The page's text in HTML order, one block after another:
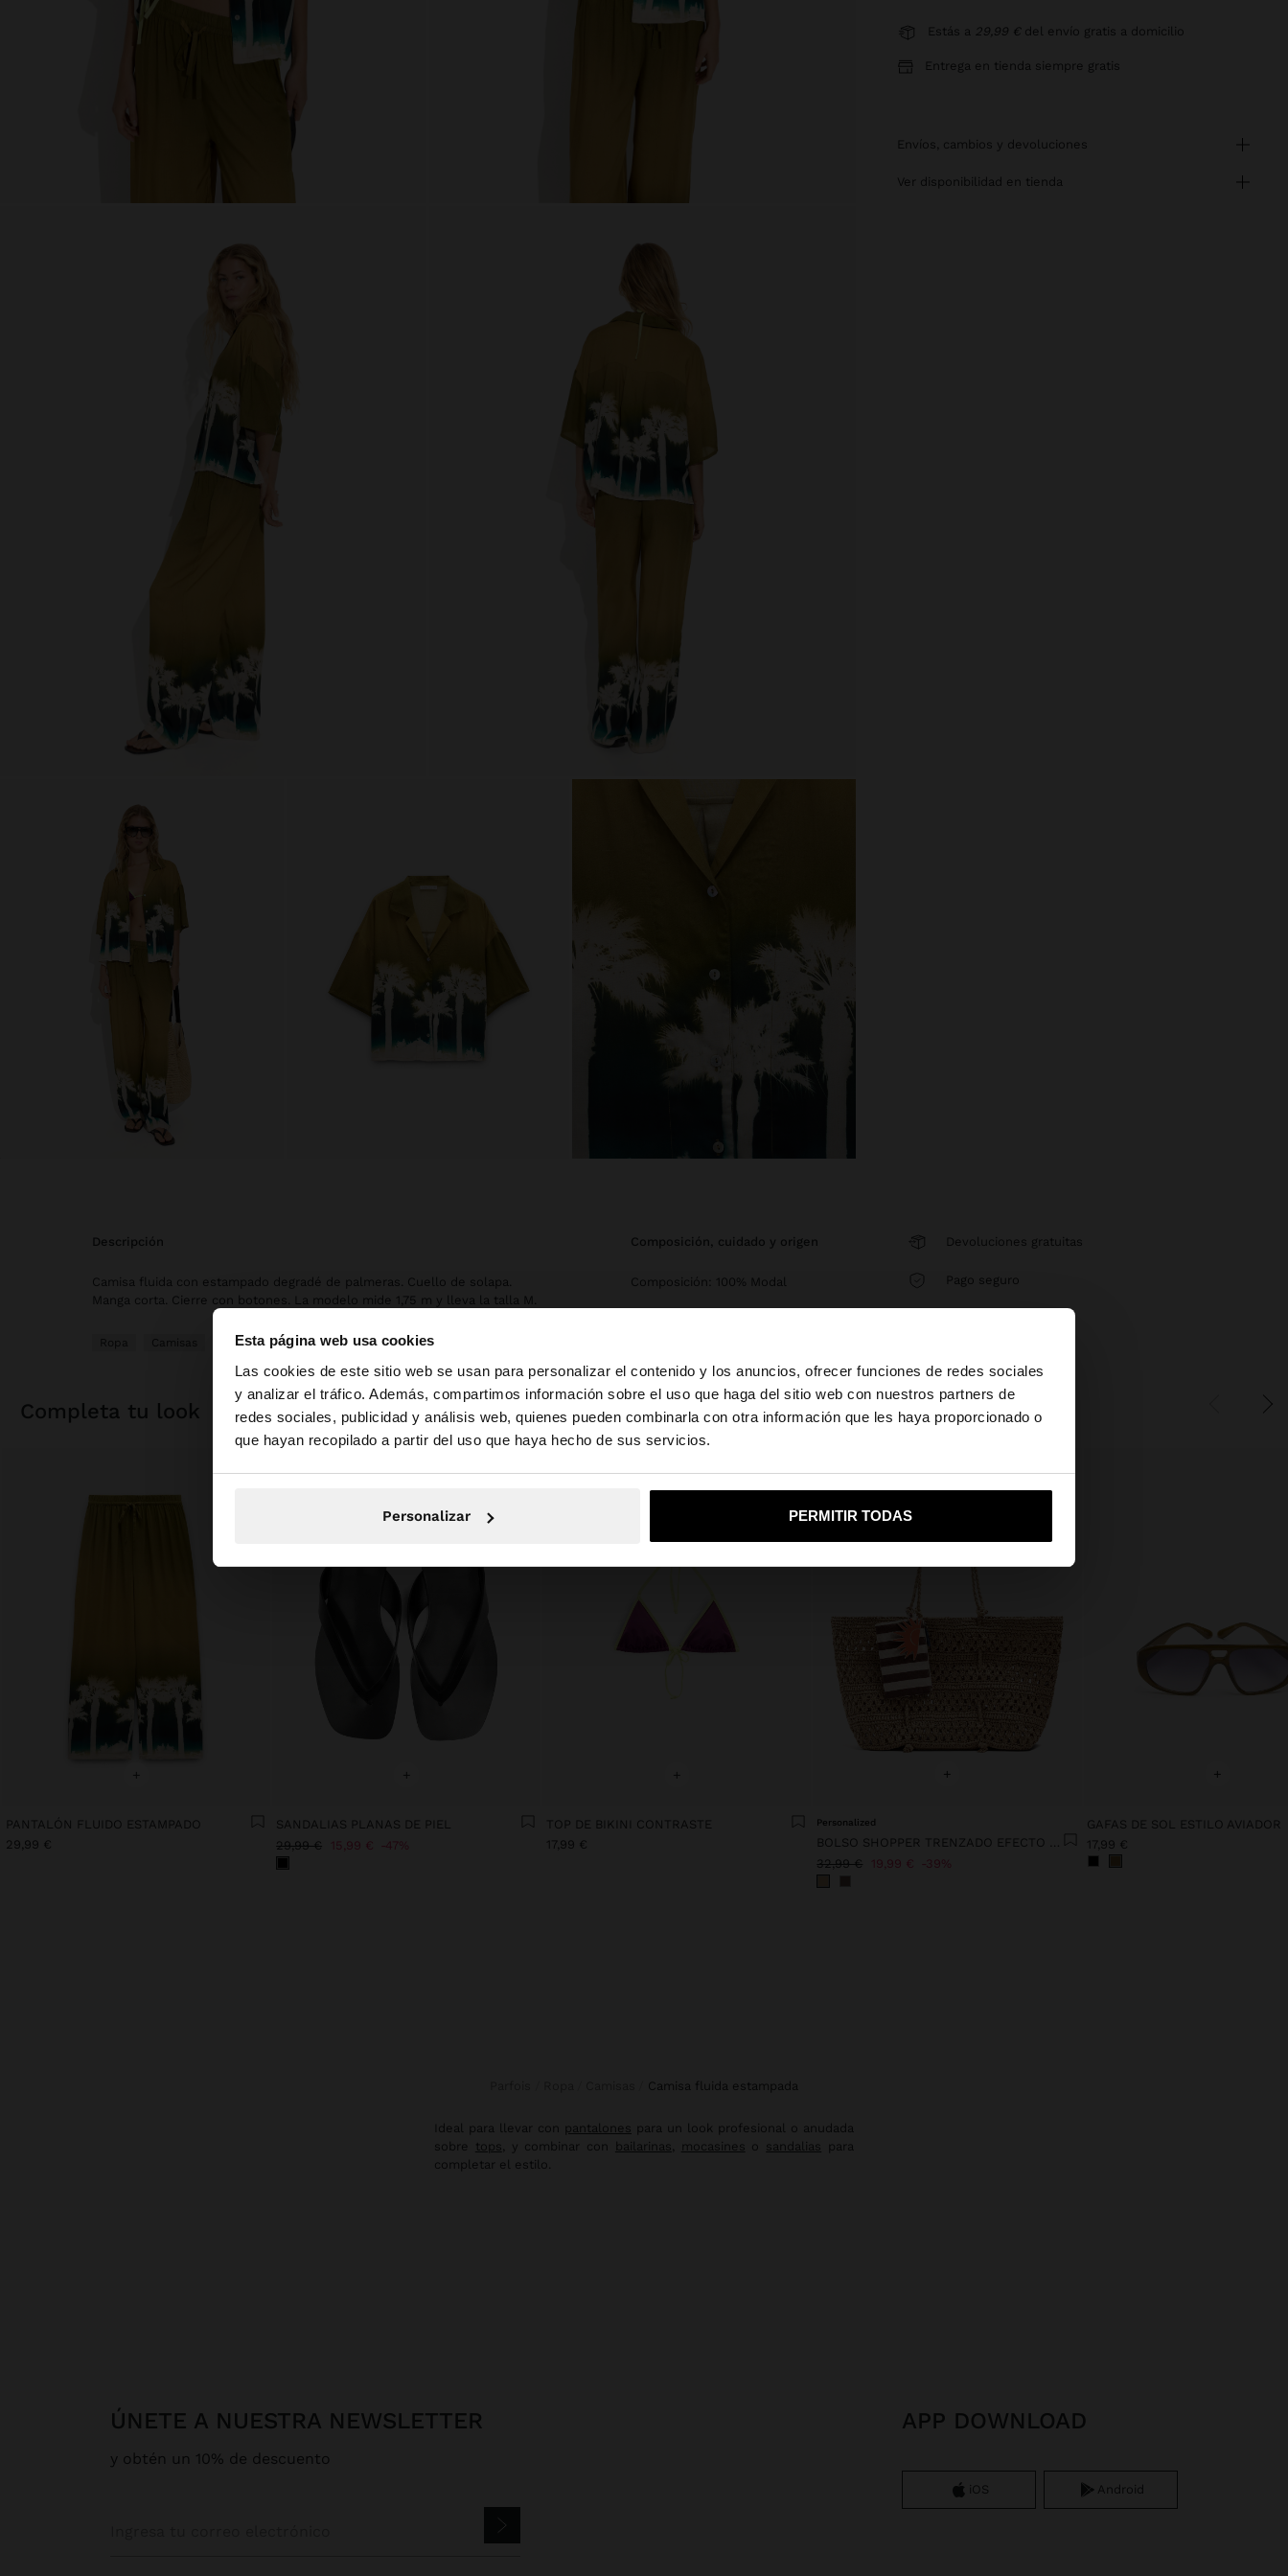
Esta página web usa cookies
Las cookies de este sitio web se usan para personalizar el contenido y los anuncios, ofrecer funciones de redes sociales
y analizar el tráfico. Además, compartimos información sobre el uso que haga del sitio web con nuestros partners de
redes sociales, publicidad y análisis web, quienes pueden combinarla con otra información que les haya proporcionado o
que hayan recopilado a partir del uso que haya hecho de sus servicios.
Personalizar PERMITIR TODAS
hola ×
Estás accediendo a la web de España. ¿Quieres ir a la web de United States?
No, continuar en la web de España Sí, llévame a United States
Estás a 29,99 € del envío gratis a domicilio
Entrega en tienda siempre gratis
envíos, cambios y devoluciones
ver disponibilidad en tienda
descripción
Camisa fluida con estampado degradé de palmeras. Cuello de solapa.
Manga corta. Cierre con botones. La modelo mide 1,75 m y lleva la talla M.
Ropa
composición, cuidado y origen
Composición: 100% Modal
Devoluciones gratuitas
Pago seguro
completa tu look
+
PANTALÓN FLUIDO ESTAMPADO
29,99 €
+
SANDALIAS PLANAS DE PIEL
29,99 € 15,99 € 47%
+
TOP DE BIKINI CONTRASTE
17,99 €
+
Personalized
BOLSO SHOPPER TRENZADO EFECTO RAFIA
32,99 € 19,99 € 39%
+
GAFAS DE SOL ESTILO AVIADOR
17,99 €
camisa fluida estampada
Ideal para llevar con pantalones para un look profesional o anudada
sobre
tops , y combinar con bailarinas mocasines o sandalias para
completar el estilo.
ÚNETE A NUESTRA NEWSLETTER
y obtén un 10% de descuento
APP DOWNLOAD
iOS Android